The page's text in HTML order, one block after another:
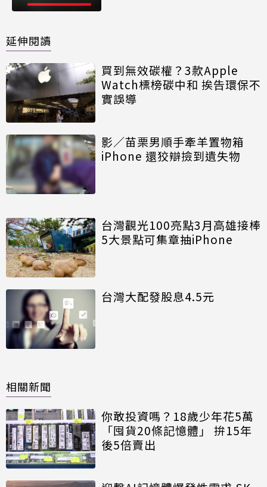
延伸閱讀
買到無效碳權？3款Apple
Watch標榜碳中和 挨告環保不
實誤導
影／苗栗男順手牽羊置物箱
iPhone 還狡辯撿到遺失物
台灣觀光100亮點3月高雄接棒
5大景點可集章抽iPhone
台灣大配發股息4.5元
相關新聞
你敢投資嗎？18歲少年花5萬
「囤貨20條記憶體」 拚15年
後5倍賣出